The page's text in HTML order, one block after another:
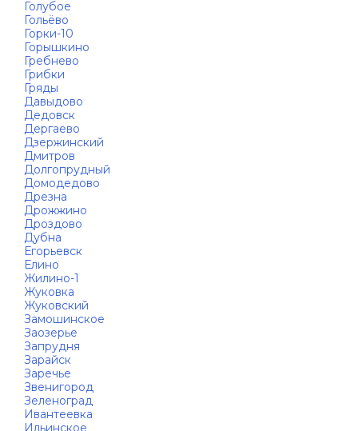
Голубое
Гольёво
Горки-10
Горышкино
Гребнево
Грибки
Гряды
Давыдово
Дедовск
Дергаево
Дзержинский
Дмитров
Долгопрудный
Домодедово
Дрезна
Дрожжино
Дроздово
Дубна
Егорьевск
Елино
Жилино-1
Жуковка
Жуковский
Замошинское
Заозерье
Запрудня
Зарайск
Заречье
Звенигород
Зеленоград
Ивантеевка
Ильинское